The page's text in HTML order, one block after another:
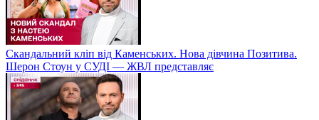
Скандальний кліп від Каменських. Нова дівчина Позитива.
Шерон Стоун у СУДІ — ЖВЛ представляє